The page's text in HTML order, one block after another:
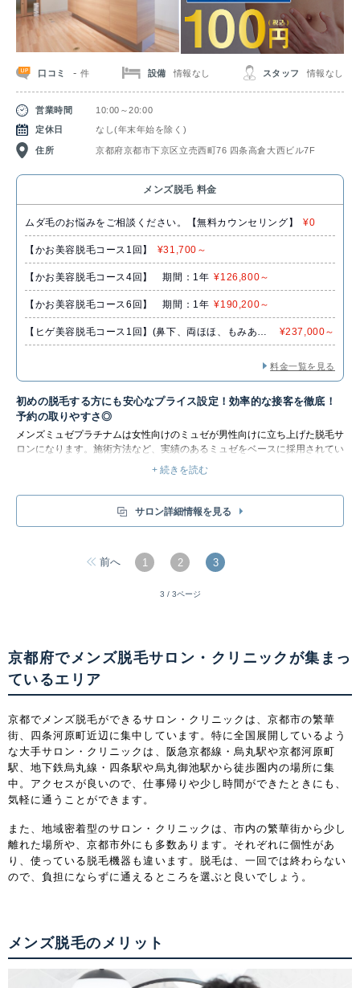
口コミ -件 設備 情報なし スタッフ 情報なし
営業時間
10:00～20:00
定休日
なし(年末年始を除く)
住所 京都府京都市下京区立売西町76 四条高倉大西ビル7F
メンズ脱毛 料金
ムダ毛のお悩みをご相談ください。【無料カウンセリング】 ¥0
【かお美容脱毛コース1回】 ¥31,700～
【かお美容脱毛コース4回】 期間：1年 ¥126,800～
【かお美容脱毛コース6回】 期間：1年 ¥190,200～
【ヒゲ美容脱毛コース1回】(鼻下、両ほほ、もみあ
げ、あご(口下含む)、あご下、首の髭)
¥237,000～
料金一覧を見る
初めの脱毛する方にも安心なプライス設定！効率的な接客を徹底！
予約の取りやすさ◎
メンズミュゼプラチナムは女性向けのミュゼが男性向けに立ち上げた脱毛サ
ロンになります。施術方法など、実績のあるミュゼをベースに採用されてい
るため脱毛に関するノウハウは豊富です。
施術方法は、すでに女性向け脱毛サロンのミュゼで実績のある「S.S.C.（ス
毛を促すライトと、美容成分を含んだ専用ジェルを塗り、1秒間に約200本
安心して施術を受けることが出来ます。
金額から追加の費用を支払うことはありません。お手入れのキャンセルや日
+ 続きを読む
サロン詳細情報を見る
前へ 1 2 3
3 / 3ページ
京都府でメンズ脱毛サロン・クリニックが集まっ
ているエリア
京都でメンズ脱毛ができるサロン・クリニックは、京都市の繁華
街、四条河原町近辺に集中しています。特に全国展開しているよう
な大手サロン・クリニックは、阪急京都線・烏丸駅や京都河原町
駅、地下鉄烏丸線・四条駅や烏丸御池駅から徒歩圏内の場所に集
中。アクセスが良いので、仕事帰りや少し時間ができたときにも、
気軽に通うことができます。
また、地域密着型のサロン・クリニックは、市内の繁華街から少し
離れた場所や、京都市外にも多数あります。それぞれに個性があ
り、使っている脱毛機器も違います。脱毛は、一回では終わらない
ので、負担にならずに通えるところを選ぶと良いでしょう。
メンズ脱毛のメリット